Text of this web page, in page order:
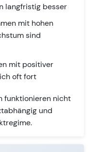
langfristig besser
mit hohen
sind
mit positiver
oft fort
funktionieren nicht
und